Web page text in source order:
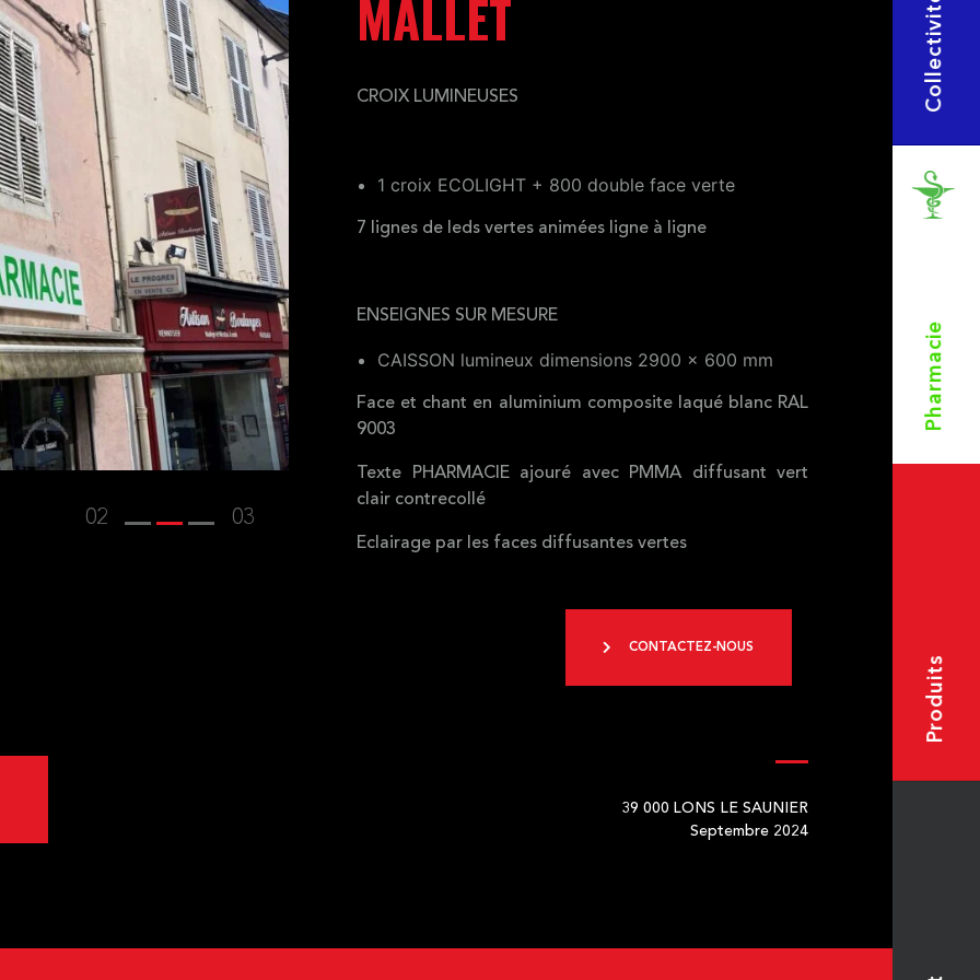
Collectivités
Pharmacie
Produits
02 03
MALLET
CROIX LUMINEUSES
1 croix ECOLIGHT + 800 double face verte
7 lignes de leds vertes animées ligne à ligne
ENSEIGNES SUR MESURE
CAISSON lumineux dimensions 2900 x 600 mm
Face et chant en aluminium composite laqué blanc RAL
9003
Texte PHARMACIE ajouré avec PMMA diffusant vert
clair contrecollé
Eclairage par les faces diffusantes vertes
CONTACTEZ-NOUS
39 000 LONS LE SAUNIER
Septembre 2024